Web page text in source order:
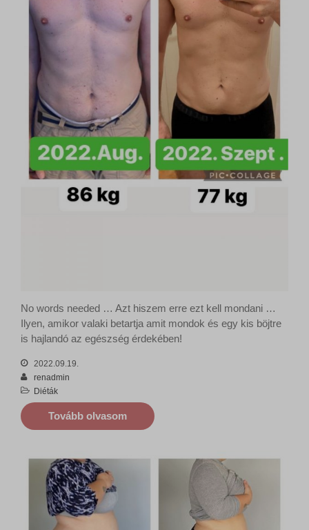
No words needed … Azt hiszem erre ezt kell mondani …
Ilyen, amikor valaki betartja amit mondok és egy kis böjtre
is hajlandó az egészség érdekében!
2022.09.19.
renadmin
Diéták
Tovább olvasom